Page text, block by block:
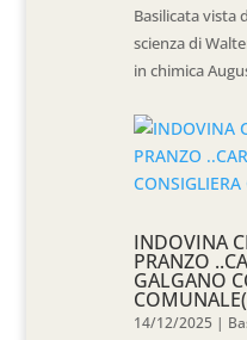
Basilicata vista
scienza di
in chimica
INDOVINA
PRANZO
GALGANO
14/12/2025 |